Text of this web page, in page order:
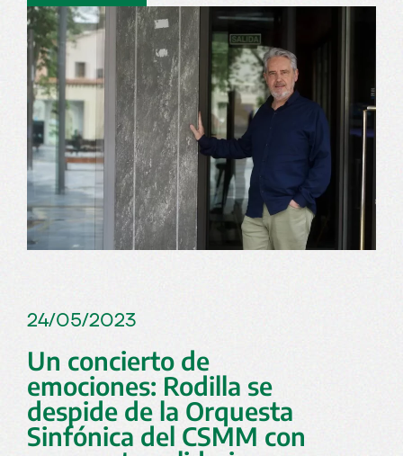
24/05/2023
Un concierto de
emociones: Rodilla se
despide de la Orquesta
Sinfónica del CSMM con